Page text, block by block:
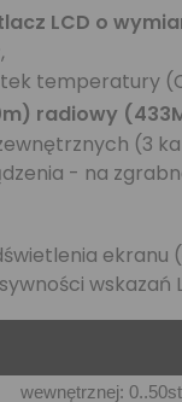
LCD o
,
temperatury
radiowy
(3
- na
wewnętrznej: